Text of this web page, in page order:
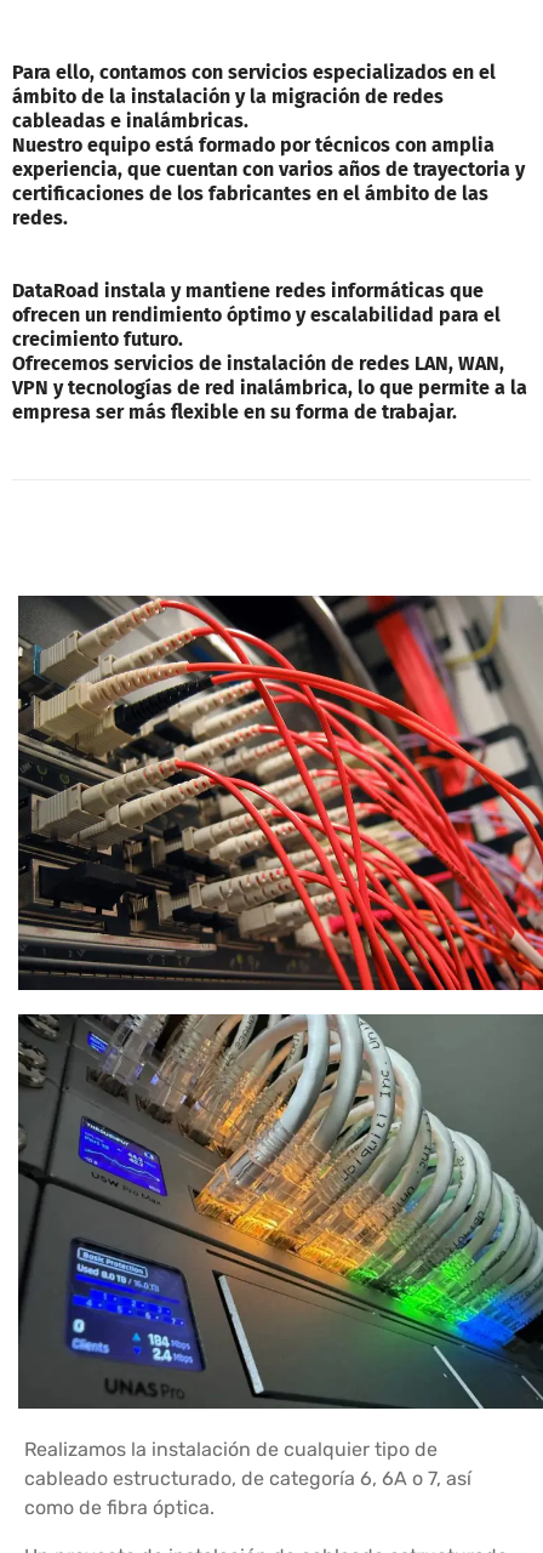
Para ello, contamos con servicios especializados en el
ámbito de la instalación y la migración de redes
cableadas e inalámbricas.
Nuestro equipo está formado por técnicos con amplia
experiencia, que cuentan con varios años de trayectoria y
certificaciones de los fabricantes en el ámbito de las
redes.
DataRoad instala y mantiene redes informáticas que
ofrecen un rendimiento óptimo y escalabilidad para el
crecimiento futuro.
Ofrecemos servicios de instalación de redes LAN, WAN,
VPN y tecnologías de red inalámbrica, lo que permite a la
empresa ser más flexible en su forma de trabajar.
Realizamos la instalación de cualquier tipo de
cableado estructurado, de categoría 6, 6A o 7, así
como de fibra óptica.